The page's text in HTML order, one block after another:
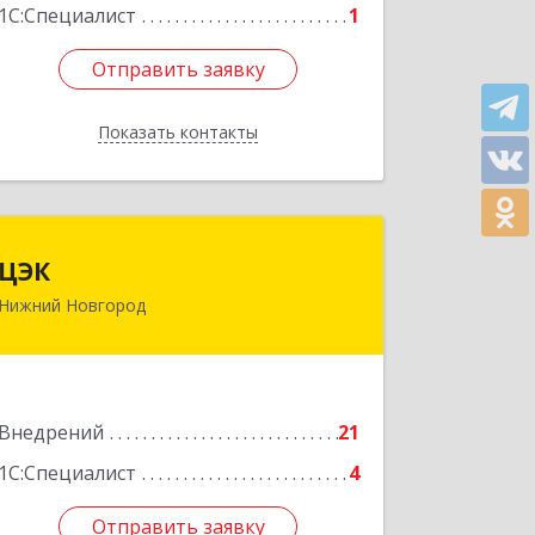
1С:Специалист
1
Отправить заявку
Показать контакты
Отправить заявку
Назад
ЦЭК
Нижний Новгород
Внедрений
21
1С:Специалист
4
Отправить заявку
603000, Нижегородская обл, Нижний
Отправить заявку